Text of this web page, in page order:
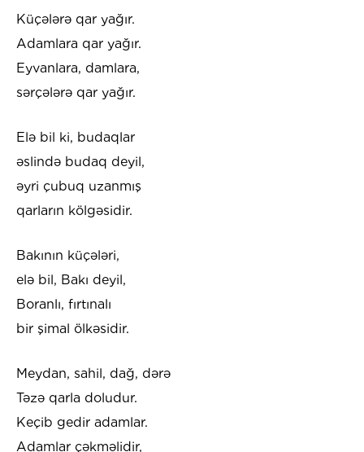
Küçələrə qar yağır.
Adamlara qar yağır.
Eyvanlara, damlara,
sərçələrə qar yağır.
Elə bil ki, budaqlar
əslində budaq deyil,
əyri çubuq uzanmış
qarların kölgəsidir.
Bakının küçələri,
elə bil, Bakı deyil,
Boranlı, fırtınalı
bir şimal ölkəsidir.
Meydan, sahil, dağ, dərə
Təzə qarla doludur.
Keçib gedir adamlar.
Adamlar çəkməlidir,